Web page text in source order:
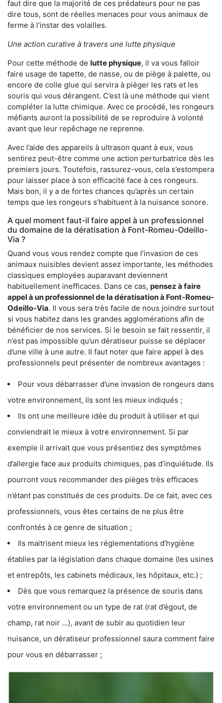
faut dire que la majorité de ces prédateurs pour ne pas
dire tous, sont de réelles menaces pour vous animaux de
ferme à l’instar des volailles.
Une action curative à travers une lutte physique
Pour cette méthode de lutte physique, il va vous falloir
faire usage de tapette, de nasse, ou de piège à palette, ou
encore de colle glue qui servira à piéger les rats et les
souris qui vous dérangent. C’est là une méthode qui vient
compléter la lutte chimique. Avec ce procédé, les rongeurs
méfiants auront la possibilité de se reproduire à volonté
avant que leur repêchage ne reprenne.
Avec l’aide des appareils à ultrason quant à eux, vous
sentirez peut-être comme une action perturbatrice dès les
premiers jours. Toutefois, rassurez-vous, cela s’estompera
pour laisser place à son efficacité face à ces rongeurs.
Mais bon, il y a de fortes chances qu’après un certain
temps que les rongeurs s’habituent à la nuisance sonore.
A quel moment faut-il faire appel à un professionnel
du domaine de la dératisation à Font-Romeu-Odeillo-
Via ?
Quand vous vous rendez compte que l’invasion de ces
animaux nuisibles devient assez importante, les méthodes
classiques employées auparavant deviennent
habituellement inefficaces. Dans ce cas, pensez à faire
appel à un professionnel de la dératisation à Font-Romeu-
Odeillo-Via. Il vous sera très facile de nous joindre surtout
si vous habitez dans les grandes agglomérations afin de
bénéficier de nos services. Si le besoin se fait ressentir, il
n’est pas impossible qu’un dératiseur puisse se déplacer
d’une ville à une autre. Il faut noter que faire appel à des
professionnels peut présenter de nombreux avantages :
Pour vous débarrasser d’une invasion de rongeurs dans
votre environnement, ils sont les mieux indiqués ;
Ils ont une meilleure idée du produit à utiliser et qui
conviendrait le mieux à votre environnement. Si par
exemple il arrivait que vous présentiez des symptômes
d’allergie face aux produits chimiques, pas d’inquiétude. Ils
pourront vous recommander des pièges très efficaces
n’étant pas constitués de ces produits. De ce fait, avec ces
professionnels, vous êtes certains de ne plus être
confrontés à ce genre de situation ;
Ils maitrisent mieux les réglementations d’hygiène
établies par la législation dans chaque domaine (les usines
et entrepôts, les cabinets médicaux, les hôpitaux, etc.) ;
Dès que vous remarquez la présence de souris dans
votre environnement ou un type de rat (rat d’égout, de
champ, rat noir …), avant de subir au quotidien leur
nuisance, un dératiseur professionnel saura comment faire
pour vous en débarrasser ;